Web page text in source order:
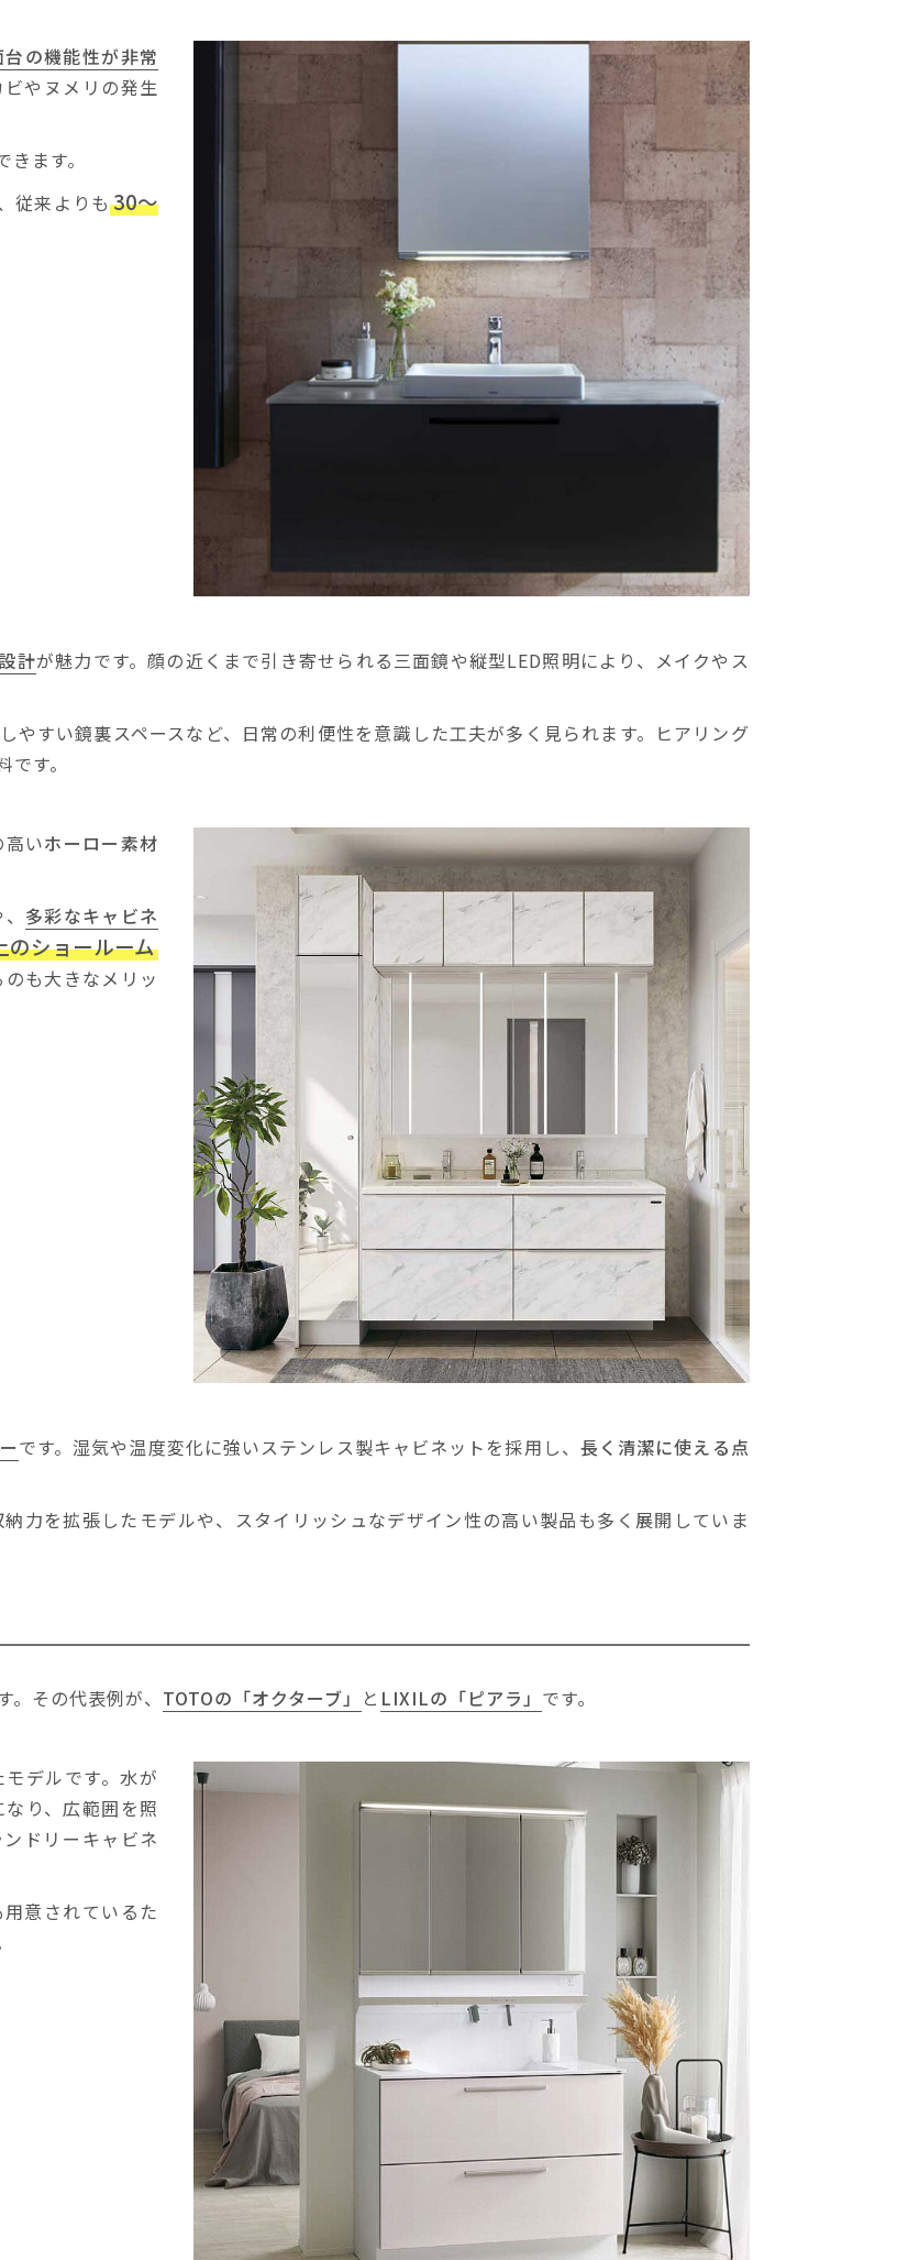
の機能性が非常
やヌメリの発生
ます。
従来よりも 30〜
計が魅力です。顔の近くまで引き寄せられる三面鏡や縦型LED照明により、メイクやス
やすい鏡裏スペースなど、日常の利便性を意識した工夫が多く見られます。ヒアリング
す。
いホーロー素材
多彩なキャビネ
のショールーム
も大きなメリッ
です。湿気や温度変化に強いステンレス製キャビネットを採用し、 長く清潔に使える点
力を拡張したモデルや、スタイリッシュなデザイン性の高い製品も多く展開していま
その代表例が、 TOTOの「オクターブ」 と LIXILの「ピアラ」 です。
デルです。水が
り、広範囲を照
ドリーキャビネ
用意されているた